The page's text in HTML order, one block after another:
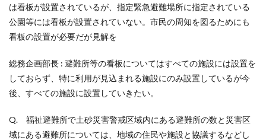
は看板が設置されているが、指定緊急避難場所に指定されている
公園等には看板が設置されていない。市民の周知を図るためにも
看板の設置が必要だが見解を
総務企画部長 : 避難所等の看板についてはすべての施設には設置を
しておらず、特に利用が見込まれる施設にのみ設置しているが今
後、すべての施設に設置していきたい。
Q. 福祉避難所で土砂災害警戒区域内にある避難所の数と災害区
域にある避難所については、地域の住民や施設と協議するなどし